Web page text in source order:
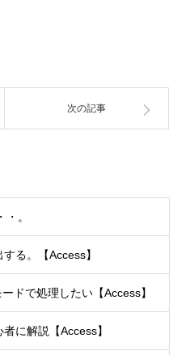
次の記事
。
る。【Access】
ドで処理したい【Access】
に解説【Access】